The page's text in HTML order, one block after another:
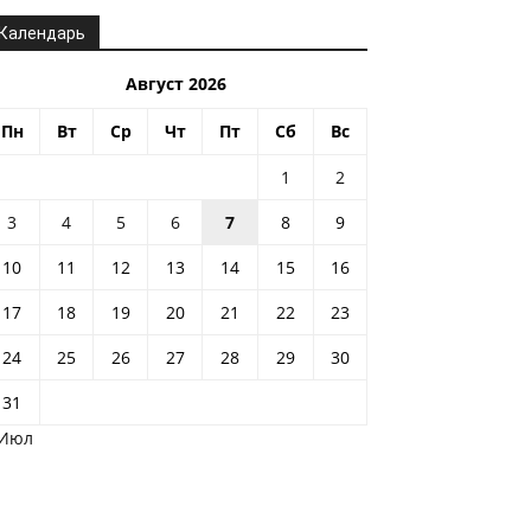
Август 2026
Пн Вт Ср Чт Пт Сб Вс
1
2
3
4 5 6 7 8
9
10
11 12 13 14 15
16
17
18 19 20 21 22
23
24
25 26 27 28 29
30
31